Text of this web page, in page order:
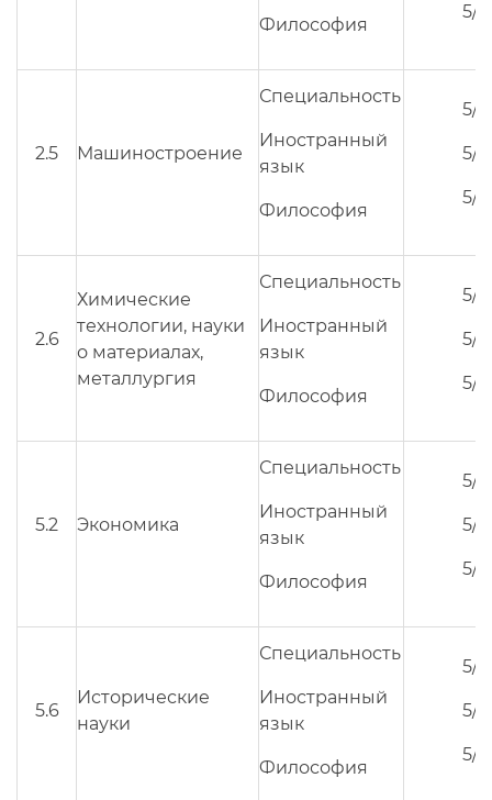
Философия
5/3
2.5 Машиностроение
Специальность
Иностранный
язык
Философия
5/3
5/3
5/3
2.6
Химические
технологии, науки
о материалах,
металлургия
Специальность
Иностранный
язык
Философия
5/3
5/3
5/3
5.2 Экономика
Специальность
Иностранный
язык
Философия
5/3
5/3
5/3
5.6
Исторические
науки
Специальность
Иностранный
язык
Философия
5/3
5/3
5/3